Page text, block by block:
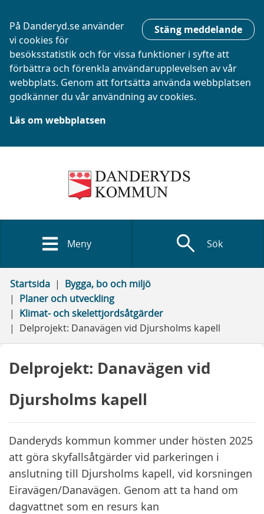
Stäng meddelande
På Danderyd.se använder
vi cookies för
besöksstatistik och för vissa funktioner i syfte att
förbättra och förenkla användarupplevelsen av vår
webbplats. Genom att fortsätta använda webbplatsen
godkänner du vår användning av cookies.
Läs om webbplatsen
Meny search Sök
Startsida
Bygga, bo och miljö
Planer och utveckling
Klimat- och skelettjordsåtgärder
Delprojekt: Danavägen vid Djursholms kapell
Delprojekt: Danavägen vid
Djursholms kapell
Danderyds kommun kommer under hösten 2025
att göra skyfallsåtgärder vid parkeringen i
anslutning till Djursholms kapell, vid korsningen
Eiravägen/Danavägen. Genom att ta hand om
dagvattnet som en resurs kan